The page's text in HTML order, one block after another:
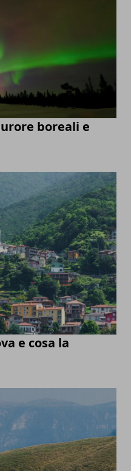
boreali e
e cosa la